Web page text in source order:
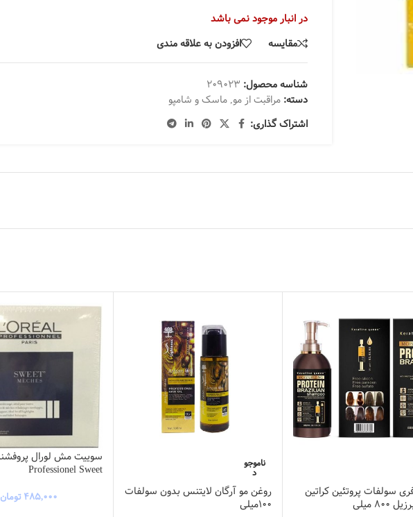
در انبار موجود نمی باشد
مقایسه
افزودن به علاقه مندی
شناسه محصول: 209023
دسته: مراقبت از مو,ماسک و شامپو
اشتراک گذاری:
سولفات پروتئین کراتین
میلی
ناموجو
د
روغن مو آرگان لایتنس بدون سولفات
100میلی
Professionel Sweet
۴۸۵,۰۰۰ تومان